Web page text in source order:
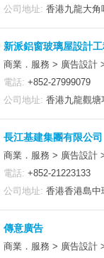
公司地址: 香港九龍大角
新派鋁窗玻璃屋設計工
商業．服務 > 廣告設計
電話: +852-27999079
公司地址: 香港九龍觀塘
長江基建集團有限公司
商業．服務 > 廣告設計
電話: +852-21223133
公司地址: 香港香港島中
傳意廣告
商業．服務 > 廣告設計